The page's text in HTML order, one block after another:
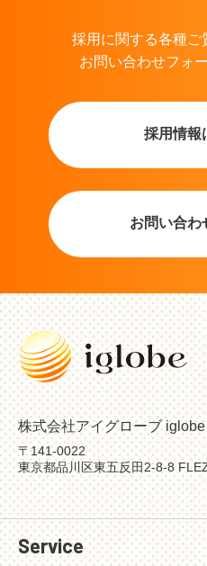
採用に関する各種ご
お問い合わせフォ
採用情報
お問い合わ
株式会社アイグローブ iglobe
〒141-0022
東京都品川区東五反田2-8-8
Service